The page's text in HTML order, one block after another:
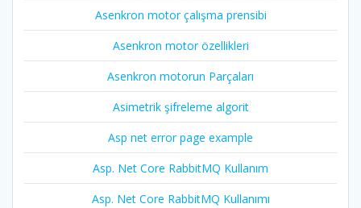
Asenkron motor çalışma prensibi
Asenkron motor özellikleri
Asenkron motorun Parçaları
Asimetrik şifreleme algorit
Asp net error page example
Asp. Net Core RabbitMQ Kullanım
Asp. Net Core RabbitMQ Kullanımı